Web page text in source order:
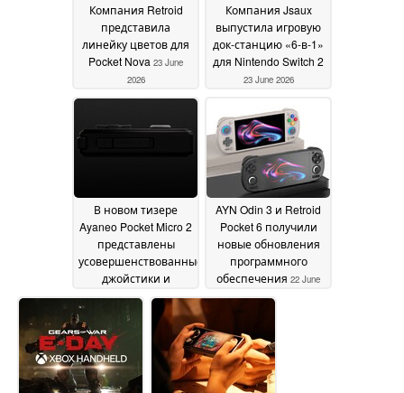
Компания Retroid
представила
линейку цветов для
Pocket Nova 23 June
2026
Компания Jsaux
выпустила игровую
док-станцию «6-в-1»
для Nintendo Switch 2
23 June 2026
В новом тизере
Ayaneo Pocket Micro 2
представлены
усовершенствованные
джойстики и
эргономичный
дизайн
23 June 2026
AYN Odin 3 и Retroid
Pocket 6 получили
новые обновления
программного
обеспечения 22 June
2026